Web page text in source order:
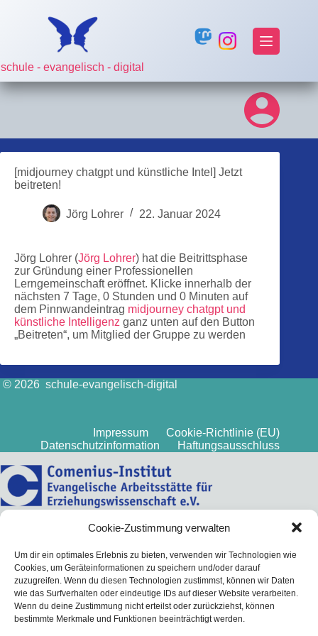
Cookie-Zustimmung verwalten
Um dir ein optimales Erlebnis zu bieten, verwenden wir Technologien wie
Cookies, um Geräteinformationen zu speichern und/oder darauf
zuzugreifen. Wenn du diesen Technologien zustimmst, können wir Daten
wie das Surfverhalten oder eindeutige IDs auf dieser Website verarbeiten.
Wenn du deine Zustimmung nicht erteilst oder zurückziehst, können
bestimmte Merkmale und Funktionen beeinträchtigt werden.
schule - evangelisch - digital
[midjourney chatgpt und künstliche Intel] Jetzt
beitreten!
Jörg Lohrer 22. Januar 2024
Jörg Lohrer (Jörg Lohrer) hat die Beitrittsphase
zur Gründung einer Professionellen
Lerngemeinschaft eröffnet. Klicke innerhalb der
nächsten 7 Tage, 0 Stunden und 0 Minuten auf
dem Pinnwandeintrag midjourney chatgpt und
künstliche Intelligenz ganz unten auf den Button
„Beitreten“, um Mitglied der Gruppe zu werden
© 2026 schule-evangelisch-digital
Impressum
Cookie-Richtlinie (EU)
Datenschutzinformation
Haftungsausschluss